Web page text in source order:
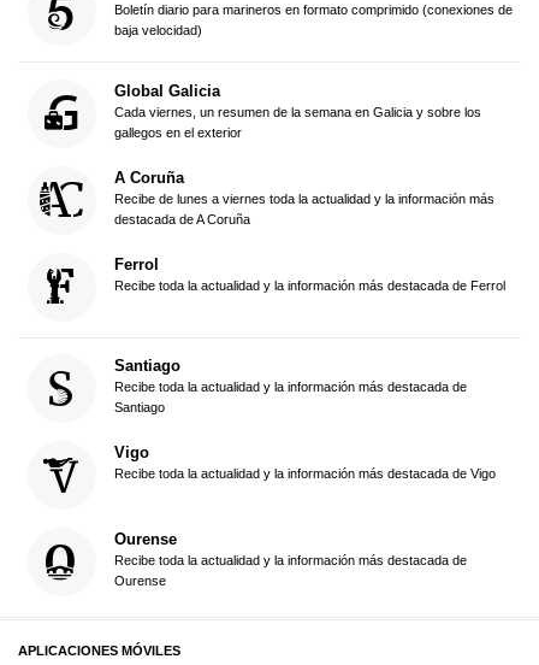
Boletín diario para marineros en formato comprimido (conexiones de
baja velocidad)
Global Galicia
Cada viernes, un resumen de la semana en Galicia y sobre los
gallegos en el exterior
A Coruña
Recibe de lunes a viernes toda la actualidad y la información más
destacada de A Coruña
Ferrol
Recibe toda la actualidad y la información más destacada de Ferrol
Santiago
Recibe toda la actualidad y la información más destacada de
Santiago
Vigo
Recibe toda la actualidad y la información más destacada de Vigo
Ourense
Recibe toda la actualidad y la información más destacada de
Ourense
APLICACIONES MÓVILES